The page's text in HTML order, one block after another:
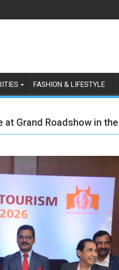
FASHION & LIFESTYLE
Grand Roadshow in